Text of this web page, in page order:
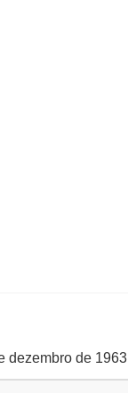
dezembro de 1963